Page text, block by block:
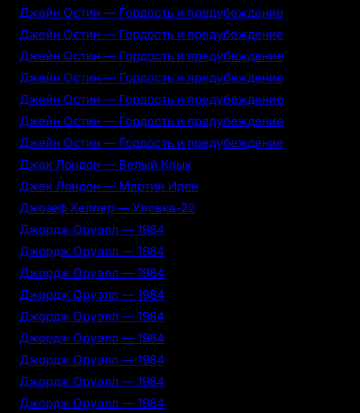
Джейн Остин — Гордость и предубеждение
Джейн Остин — Гордость и предубеждение
Джейн Остин — Гордость и предубеждение
Джейн Остин — Гордость и предубеждение
Джейн Остин — Гордость и предубеждение
Джейн Остин — Гордость и предубеждение
Джейн Остин — Гордость и предубеждение
Джек Лондон — Белый Клык
Джек Лондон — Мартин Иден
Джозеф Хеллер — Уловка-22
Джордж Оруэлл — 1984
Джордж Оруэлл — 1984
Джордж Оруэлл — 1984
Джордж Оруэлл — 1984
Джордж Оруэлл — 1984
Джордж Оруэлл — 1984
Джордж Оруэлл — 1984
Джордж Оруэлл — 1984
Джордж Оруэлл — 1984